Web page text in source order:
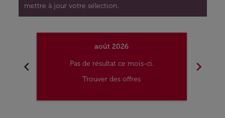
mettre à jour votre sélection.
chevron_left
août 2026
Pas de résultat ce mois-ci.
Trouver des offres
chevron_right